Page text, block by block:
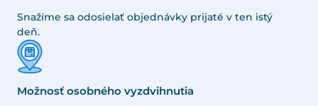
Snažíme sa odosielať objednávky prijaté v ten istý
deň.
Možnosť osobného vyzdvihnutia